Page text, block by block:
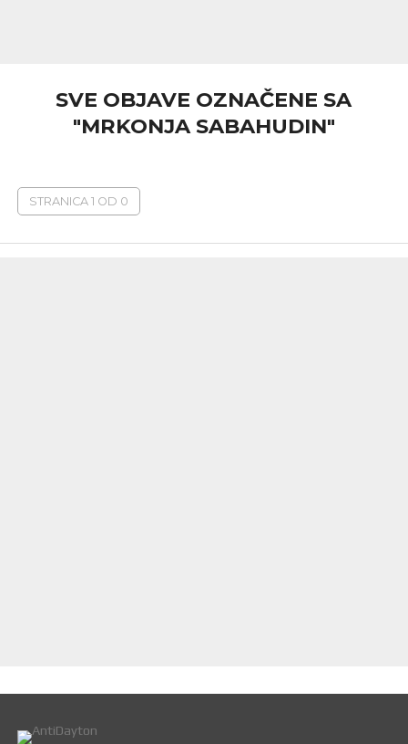
SVE OBJAVE OZNAČENE SA
"MRKONJA SABAHUDIN"
STRANICA 1 OD 0